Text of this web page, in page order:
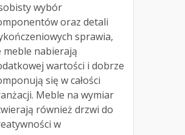
wybór
oraz detali
sprawia,
meble nabierają
wartości i dobrze
się w całości
Meble na wymiar
również drzwi do
w